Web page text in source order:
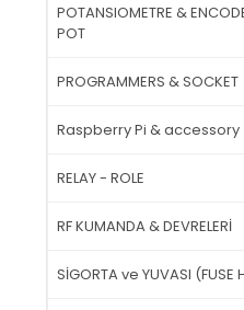
POTANSIOMETRE &
POT
PROGRAMMERS & SOCKET
Raspberry Pi & accessory
RELAY - ROLE
RF KUMANDA & DEVRELERİ
SİGORTA ve YUVASI (FUSE